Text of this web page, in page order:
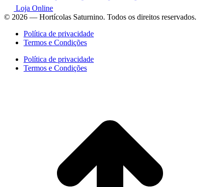
Loja Online
© 2026 — Hortícolas Saturnino. Todos os direitos reservados.
Política de privacidade
Termos e Condições
Política de privacidade
Termos e Condições